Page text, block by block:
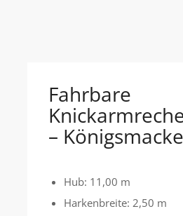
Fahrbare
–
Hub: 11,00 m
Harkenbreite: 2,50 m